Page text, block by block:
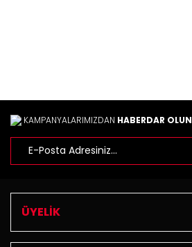
KAMPANYALARIMIZDAN HABERDAR OLUN
ÜYELİK